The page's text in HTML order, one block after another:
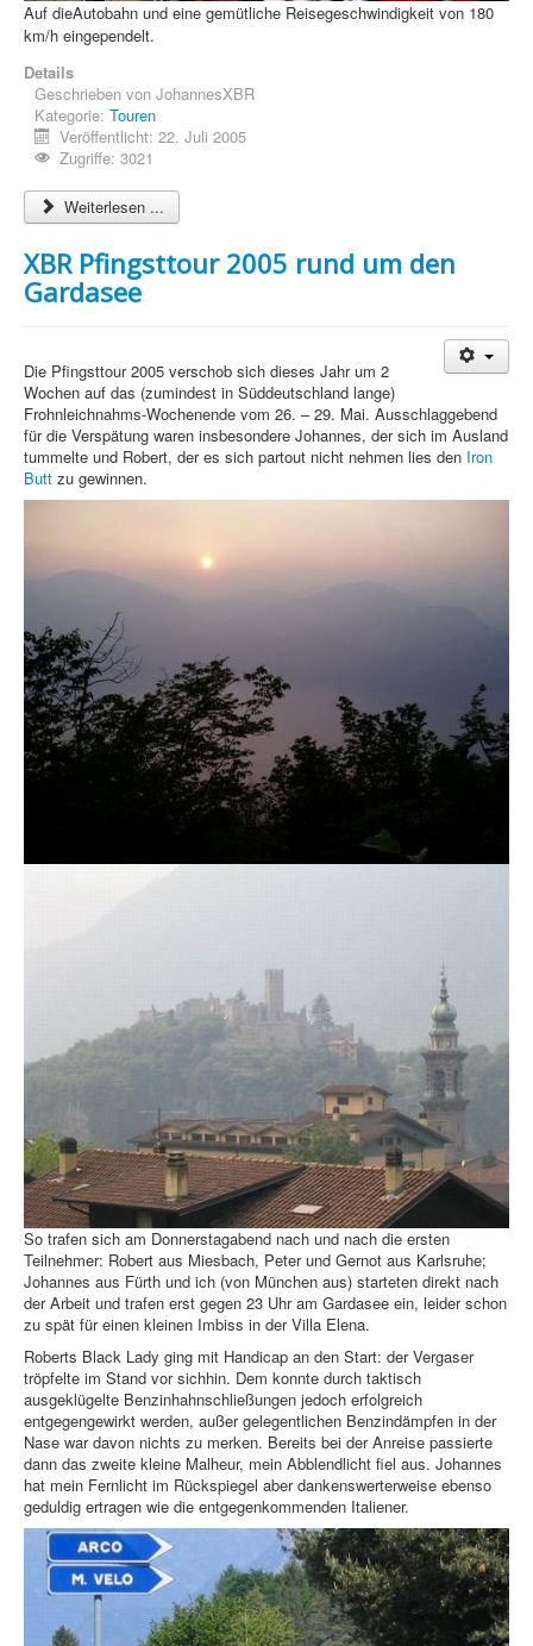
Auf dieAutobahn und eine gemütliche Reisegeschwindigkeit von 180
km/h eingependelt.
Details
Geschrieben von JohannesXBR
Kategorie: Touren
Veröffentlicht: 22. Juli 2005
Zugriffe: 3021
Weiterlesen ...
XBR Pfingsttour 2005 rund um den
Gardasee
Die Pfingsttour 2005 verschob sich dieses Jahr um 2
Wochen auf das (zumindest in Süddeutschland lange)
Frohnleichnahms-Wochenende vom 26. – 29. Mai. Ausschlaggebend
für die Verspätung waren insbesondere Johannes, der sich im Ausland
tummelte und Robert, der es sich partout nicht nehmen lies den Iron
Butt zu gewinnen.
So trafen sich am Donnerstagabend nach und nach die ersten
Teilnehmer: Robert aus Miesbach, Peter und Gernot aus Karlsruhe;
Johannes aus Fürth und ich (von München aus) starteten direkt nach
der Arbeit und trafen erst gegen 23 Uhr am Gardasee ein, leider schon
zu spät für einen kleinen Imbiss in der Villa Elena.
Roberts Black Lady ging mit Handicap an den Start: der Vergaser
tröpfelte im Stand vor sichhin. Dem konnte durch taktisch
ausgeklügelte Benzinhahnschließungen jedoch erfolgreich
entgegengewirkt werden, außer gelegentlichen Benzindämpfen in der
Nase war davon nichts zu merken. Bereits bei der Anreise passierte
dann das zweite kleine Malheur, mein Abblendlicht fiel aus. Johannes
hat mein Fernlicht im Rückspiegel aber dankenswerterweise ebenso
geduldig ertragen wie die entgegenkommenden Italiener.